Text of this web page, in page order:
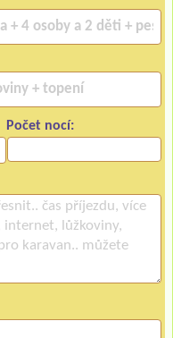
Počet nocí: